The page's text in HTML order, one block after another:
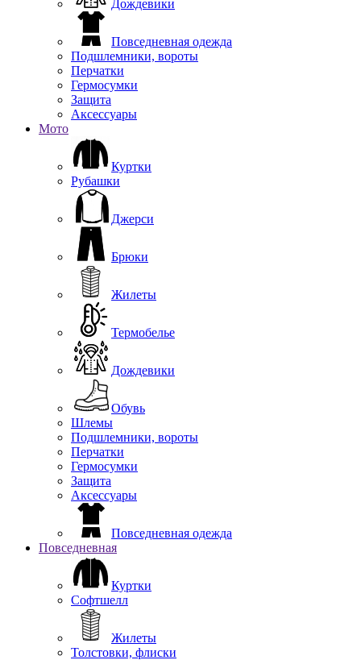
Дождевики
Повседневная одежда
Подшлемники, вороты
Перчатки
Гермосумки
Защита
Аксессуары
Мото
Куртки
Рубашки
Джерси
Брюки
Жилеты
Термобелье
Дождевики
Обувь
Шлемы
Подшлемники, вороты
Перчатки
Гермосумки
Защита
Аксессуары
Повседневная одежда
Повседневная
Куртки
Софтшелл
Жилеты
Толстовки, флиски